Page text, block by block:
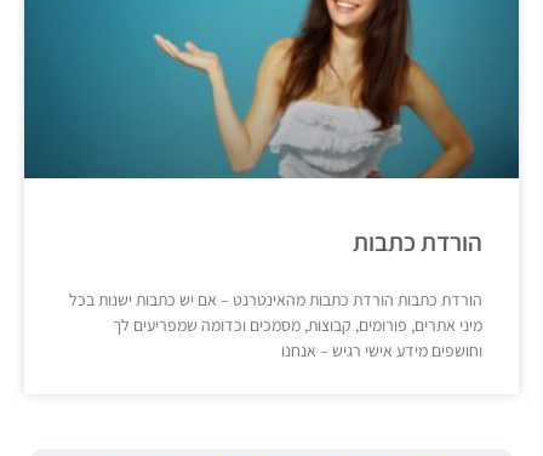
הורדת כתבות
הורדת כתבות הורדת כתבות מהאינטרנט – אם יש כתבות ישנות בכל
מיני אתרים, פורומים, קבוצות, מסמכים וכדומה שמפריעים לך
וחושפים מידע אישי רגיש – אנחנו